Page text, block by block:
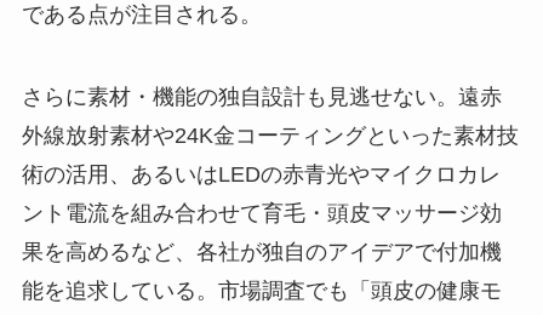
である点が注目される。
さらに素材・機能の独自設計も見逃せない。遠赤
外線放射素材や24K金コーティングといった素材技
術の活用、あるいはLEDの赤青光やマイクロカレ
ント電流を組み合わせて育毛・頭皮マッサージ効
果を高めるなど、各社が独自のアイデアで付加機
能を追求している。市場調査でも「頭皮の健康モ